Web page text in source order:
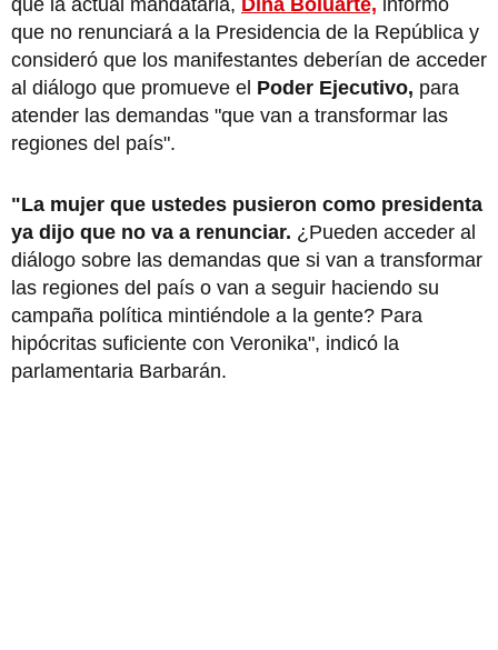
que no renunciará a la Presidencia de la República y
consideró que los manifestantes deberían de acceder
al diálogo que promueve el Poder Ejecutivo, para
atender las demandas "que van a transformar las
regiones del país".
"La mujer que ustedes pusieron como presidenta
ya dijo que no va a renunciar. ¿Pueden acceder al
diálogo sobre las demandas que si van a transformar
las regiones del país o van a seguir haciendo su
campaña política mintiéndole a la gente? Para
hipócritas suficiente con Veronika", indicó la
parlamentaria Barbarán.